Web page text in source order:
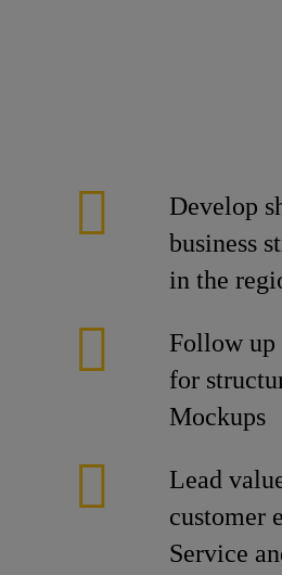
Develop
business
in the
Follow up
for
Mockups
Lead
customer
Service